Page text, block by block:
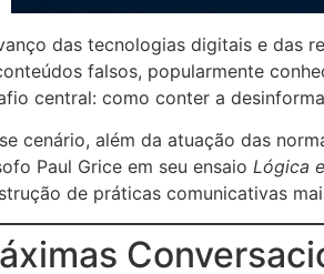
das tecnologias digitais e das
falsos, popularmente
central: como conter a
cenário, além da atuação das
Paul Grice em seu ensaio Lógica
de práticas comunicativas